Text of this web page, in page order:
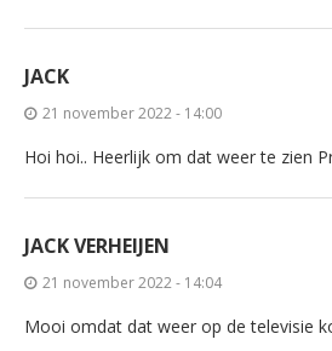
JACK
21 november 2022 - 14:00
Hoi hoi.. Heerlijk om dat weer te zien
JACK VERHEIJEN
21 november 2022 - 14:04
Mooi omdat dat weer op de televisie